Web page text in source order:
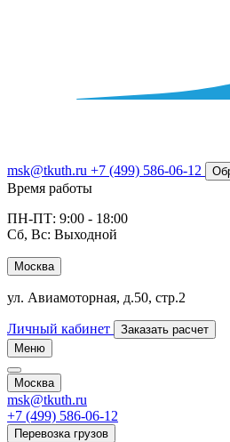
msk@tkuth.ru +7 (499) 586-06-12
Время работы
ПН-ПТ: 9:00 - 18:00
Сб, Вс: Выходной
Москва
ул. Авиамоторная, д.50, стр.2
Личный кабинет
Заказать расчет
Меню
Москва
msk@tkuth.ru
+7 (499) 586-06-12
Перевозка грузов